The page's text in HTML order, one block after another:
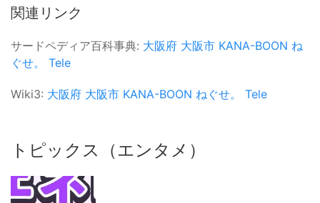
関連リンク
サードペディア百科事典: 大阪府 大阪市 KANA-BOON ね
ぐせ。
Tele
Wiki3: 大阪府 大阪市 KANA-BOON ねぐせ。 Tele
トピックス（エンタメ）